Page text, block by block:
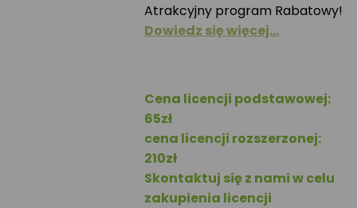
Atrakcyjny program Rabatowy!
Dowiedz się więcej…
Cena licencji podstawowej:
65zł
cena licencji rozszerzonej:
210zł
Skontaktuj się z nami w celu
zakupienia licencji